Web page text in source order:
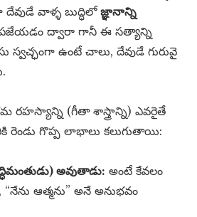
వాళ్ళ బుద్ధిలోజ్ఞానాన్ని
ద్వారా గానీ ఈ సత్యాన్ని
ఉంటే చాలు, దేవుడే గురువై
రహస్యాన్ని (గీతా శాస్త్రాన్ని) ఎవరైతే
రెండు గొప్ప లాభాలు కలుగుతాయి:
అవుతాడు: అంటే కేవలం
“నేను ఆత్మను” అనే అనుభవం